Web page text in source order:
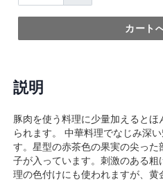
カート
説明
豚肉を使う料理に少量加えると
られます。 中華料理でなじみ深
す。星型の赤茶色の果実の尖っ
子が入っています。刺激のある
理の色付けにも使われますが、